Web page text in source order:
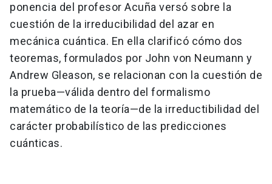
ponencia del profesor Acuña versó sobre la
cuestión de la irreducibilidad del azar en
mecánica cuántica. En ella clarificó cómo dos
teoremas, formulados por John von Neumann y
Andrew Gleason, se relacionan con la cuestión de
la prueba—válida dentro del formalismo
matemático de la teoría—de la irreductibilidad del
carácter probabilístico de las predicciones
cuánticas.